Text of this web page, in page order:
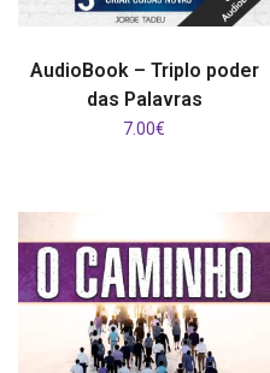
COMPRAR
AudioBook – Triplo poder
das Palavras
7.00€